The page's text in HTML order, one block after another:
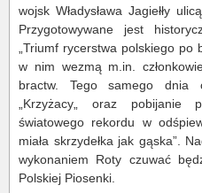
wojsk Władysława Jagiełły
Przygotowywane jest
„Triumf rycerstwa polskiego po
w nim wezmą m.in.
bractw. Tego samego dnia
„Krzyżacy„ oraz pobijanie
światowego rekordu w
miała skrzydełka jak gąska”.
wykonaniem Roty czuwać
Polskiej Piosenki.